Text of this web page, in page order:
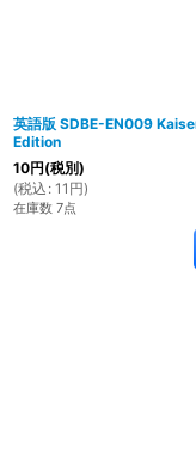
英語版 SDBE-EN009
Edition
10円(税別)
(税込 : 11 円)
在庫数 7点